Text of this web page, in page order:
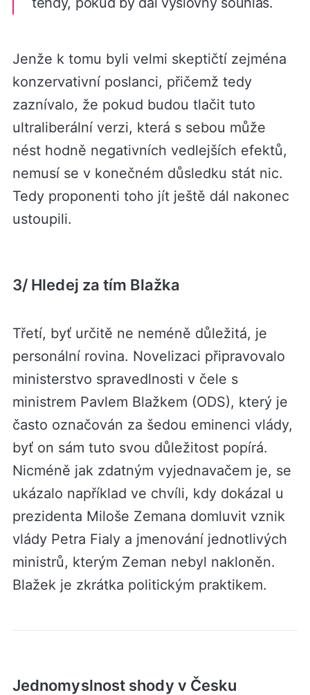
Jenže k tomu byli velmi skeptičtí zejména
konzervativní poslanci, přičemž tedy
zaznívalo, že pokud budou tlačit tuto
ultraliberální verzi, která s sebou může
nést hodně negativních vedlejších efektů,
nemusí se v konečném důsledku stát nic.
Tedy proponenti toho jít ještě dál nakonec
ustoupili.
3/ Hledej za tím Blažka
Třetí, byť určitě ne neméně důležitá, je
personální rovina. Novelizaci připravovalo
ministerstvo spravedlnosti v čele s
ministrem Pavlem Blažkem (ODS), který je
často označován za šedou eminenci vlády,
byť on sám tuto svou důležitost popírá.
Nicméně jak zdatným vyjednavačem je, se
ukázalo například ve chvíli, kdy dokázal u
prezidenta Miloše Zemana domluvit vznik
vlády Petra Fialy a jmenování jednotlivých
ministrů, kterým Zeman nebyl nakloněn.
Blažek je zkrátka politickým praktikem.
Jednomyslnost shody v Česku